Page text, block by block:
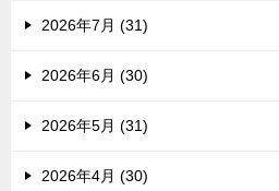
2026年7月 (31)
2026年6月 (30)
2026年5月 (31)
2026年4月 (30)